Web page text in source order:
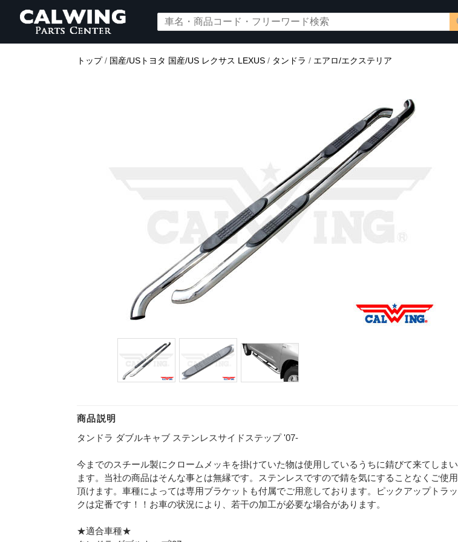
トップ/ 国産/USトヨタ 国産/US レクサス LEXUS / タンドラ / エアロ/エクステリア
商品説明
タンドラ ダブルキャブ ステンレスサイドステップ '07-
今までのスチール製にクロームメッキを掛けていた物は使用しているうちに錆びて来てしまい
ます。当社の商品はそんな事とは無縁です。ステンレスですので錆を気にすることなくご使用
頂けます。車種によっては専用ブラケットも付属でご用意しております。ピックアップトラッ
クは定番です！！お車の状況により、若干の加工が必要な場合があります。
★適合車種★